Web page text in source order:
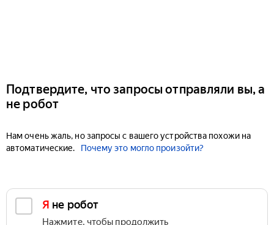
Подтвердите, что запросы отправляли вы, а
не робот
Нам очень жаль, но запросы с вашего устройства похожи на
автоматические.
Почему это могло произойти?
Я не робот
Нажмите, чтобы продолжить